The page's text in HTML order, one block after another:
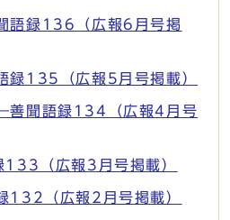
語録136（広報6月号掲
録135（広報5月号掲載）
善聞語録134（広報4月号
（広報3月号掲載）
132（広報2月号掲載）